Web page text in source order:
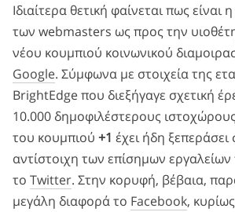
Ιδιαίτερα θετική φαίνεται πως είναι
των webmasters ως προς την
νέου κουμπιού κοινωνικού
Google. Σύμφωνα με στοιχεία της
BrightEdge που διεξήγαγε σχετική
10.000 δημοφιλέστερους
του κουμπιού +1 έχει ήδη
αντίστοιχη των επίσημων
το Twitter. Στην κορυφή, βέβαια,
μεγάλη διαφορά το Facebook,